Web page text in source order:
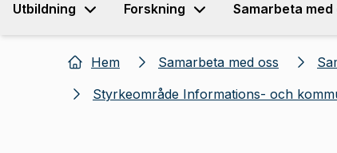
Utbildning Forskning Samarbeta med
Hem Samarbeta med oss
Styrkeområde Informations- och